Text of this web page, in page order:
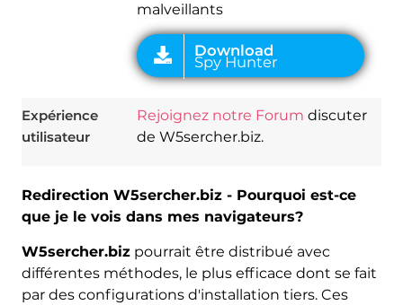
malveillants
Expérience
utilisateur
Rejoignez notre Forum discuter
de W5sercher.biz.
Redirection W5sercher.biz - Pourquoi est-ce
que je le vois dans mes navigateurs?
W5sercher.bizpourrait être distribué avec
différentes méthodes, le plus efficace dont se fait
par des configurations d'installation tiers. Ces